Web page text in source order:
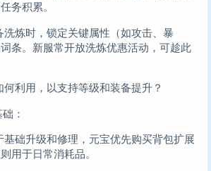
务积累。
炼时，锁定关键属性（如攻击、暴
条。新服常开放洗炼优惠活动，可趁此
利用，以支持等级和装备提升？
：
础升级和修理，元宝优先购买背包扩展
用于日常消耗品。